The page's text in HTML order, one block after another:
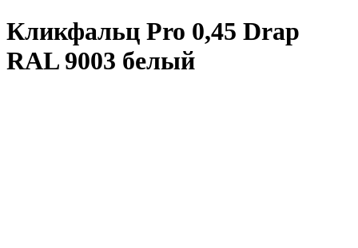
Кликфальц Pro 0,45 Drap
RAL 9003 белый